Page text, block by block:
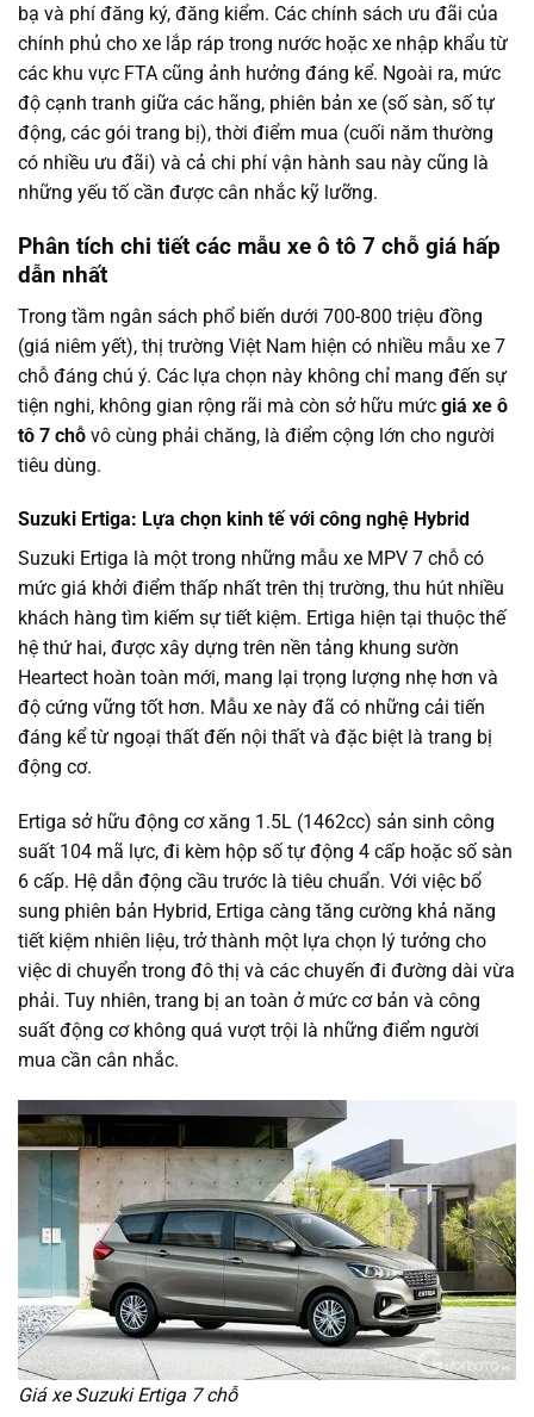
bạ và phí đăng ký, đăng kiểm. Các chính sách ưu đãi của
chính phủ cho xe lắp ráp trong nước hoặc xe nhập khẩu từ
các khu vực FTA cũng ảnh hưởng đáng kể. Ngoài ra, mức
độ cạnh tranh giữa các hãng, phiên bản xe (số sàn, số tự
động, các gói trang bị), thời điểm mua (cuối năm thường
có nhiều ưu đãi) và cả chi phí vận hành sau này cũng là
những yếu tố cần được cân nhắc kỹ lưỡng.
Phân tích chi tiết các mẫu xe ô tô 7 chỗ giá hấp
dẫn nhất
Trong tầm ngân sách phổ biến dưới 700-800 triệu đồng
(giá niêm yết), thị trường Việt Nam hiện có nhiều mẫu xe 7
chỗ đáng chú ý. Các lựa chọn này không chỉ mang đến sự
tiện nghi, không gian rộng rãi mà còn sở hữu mức giá xe ô
tô 7 chỗ vô cùng phải chăng, là điểm cộng lớn cho người
tiêu dùng.
Suzuki Ertiga: Lựa chọn kinh tế với công nghệ Hybrid
Suzuki Ertiga là một trong những mẫu xe MPV 7 chỗ có
mức giá khởi điểm thấp nhất trên thị trường, thu hút nhiều
khách hàng tìm kiếm sự tiết kiệm. Ertiga hiện tại thuộc thế
hệ thứ hai, được xây dựng trên nền tảng khung sườn
Heartect hoàn toàn mới, mang lại trọng lượng nhẹ hơn và
độ cứng vững tốt hơn. Mẫu xe này đã có những cải tiến
đáng kể từ ngoại thất đến nội thất và đặc biệt là trang bị
động cơ.
Ertiga sở hữu động cơ xăng 1.5L (1462cc) sản sinh công
suất 104 mã lực, đi kèm hộp số tự động 4 cấp hoặc số sàn
6 cấp. Hệ dẫn động cầu trước là tiêu chuẩn. Với việc bổ
sung phiên bản Hybrid, Ertiga càng tăng cường khả năng
tiết kiệm nhiên liệu, trở thành một lựa chọn lý tưởng cho
việc di chuyển trong đô thị và các chuyến đi đường dài vừa
phải. Tuy nhiên, trang bị an toàn ở mức cơ bản và công
suất động cơ không quá vượt trội là những điểm người
mua cần cân nhắc.
Giá xe Suzuki Ertiga 7 chỗ